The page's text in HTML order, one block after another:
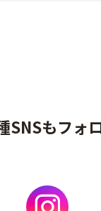
SNSもフォ